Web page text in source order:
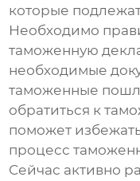
которые
Необходимо
таможенную
необходимые
таможенные
обратиться к
поможет
процесс
Сейчас активно